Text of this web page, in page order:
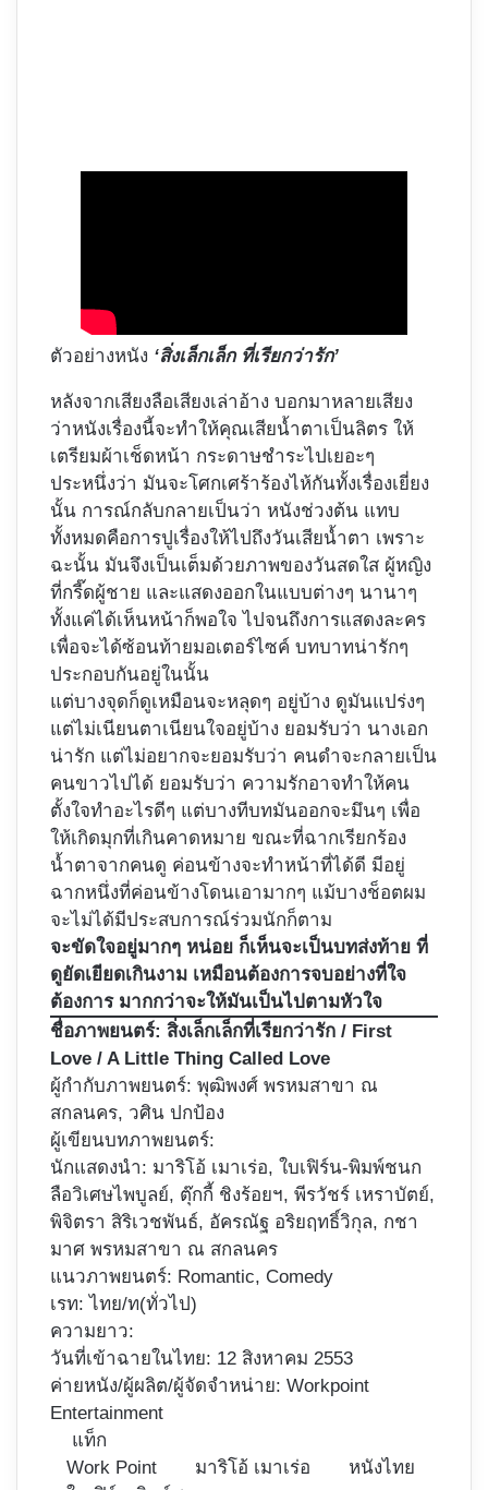
ตัวอย่างหนัง ‘สิ่งเล็กเล็ก ที่เรียกว่ารัก’
หลังจากเสียงลือเสียงเล่าอ้าง บอกมาหลายเสียง
ว่าหนังเรื่องนี้จะทำให้คุณเสียน้ำตาเป็นลิตร ให้
เตรียมผ้าเช็ดหน้า กระดาษชำระไปเยอะๆ
ประหนึ่งว่า มันจะโศกเศร้าร้องไห้กันทั้งเรื่องเยี่ยง
นั้น การณ์กลับกลายเป็นว่า หนังช่วงต้น แทบ
ทั้งหมดคือการปูเรื่องให้ไปถึงวันเสียน้ำตา เพราะ
ฉะนั้น มันจึงเป็นเต็มด้วยภาพของวันสดใส ผู้หญิง
ที่กรี๊ดผู้ชาย และแสดงออกในแบบต่างๆ นานาๆ
ทั้งแค่ได้เห็นหน้าก็พอใจ ไปจนถึงการแสดงละคร
เพื่อจะได้ซ้อนท้ายมอเตอร์ไซค์ บทบาทน่ารักๆ
ประกอบกันอยู่ในนั้น
แต่บางจุดก็ดูเหมือนจะหลุดๆ อยู่บ้าง ดูมันแปร่งๆ
แต่ไม่เนียนตาเนียนใจอยู่บ้าง ยอมรับว่า นางเอก
น่ารัก แต่ไม่อยากจะยอมรับว่า คนดำจะกลายเป็น
คนขาวไปได้ ยอมรับว่า ความรักอาจทำให้คน
ตั้งใจทำอะไรดีๆ แต่บางทีบทมันออกจะมึนๆ เพื่อ
ให้เกิดมุกที่เกินคาดหมาย ขณะที่ฉากเรียกร้อง
น้ำตาจากคนดู ค่อนข้างจะทำหน้าที่ได้ดี มีอยู่
ฉากหนึ่งที่ค่อนข้างโดนเอามากๆ แม้บางช็อตผม
จะไม่ได้มีประสบการณ์ร่วมนักก็ตาม
จะขัดใจอยู่มากๆ หน่อย ก็เห็นจะเป็นบทส่งท้าย ที่
ดูยัดเยียดเกินงาม เหมือนต้องการจบอย่างที่ใจ
ต้องการ มากกว่าจะให้มันเป็นไปตามหัวใจ
ชื่อภาพยนตร์: สิ่งเล็กเล็กที่เรียกว่ารัก / First
Love / A Little Thing Called Love
ผู้กำกับภาพยนตร์: พุฒิพงศ์ พรหมสาขา ณ
สกลนคร, วศิน ปกป้อง
ผู้เขียนบทภาพยนตร์:
นักแสดงนำ: มาริโอ้ เมาเร่อ, ใบเฟิร์น-พิมพ์ชนก
ลือวิเศษไพบูลย์, ตุ๊กกี้ ชิงร้อยฯ, พีรวัชร์ เหราบัตย์,
พิจิตรา สิริเวชพันธ์, อัครณัฐ อริยฤทธิ์วิกุล, กชา
มาศ พรหมสาขา ณ สกลนคร
แนวภาพยนตร์: Romantic, Comedy
เรท: ไทย/ท(ทั่วไป)
ความยาว:
วันที่เข้าฉายในไทย: 12 สิงหาคม 2553
ค่ายหนัง/ผู้ผลิต/ผู้จัดจำหน่าย: Workpoint
Entertainment
แท็ก
Work Point
มาริโอ้ เมาเร่อ
หนังไทย